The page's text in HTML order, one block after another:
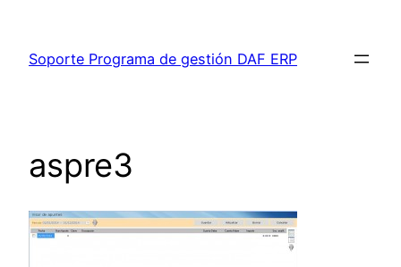
contenido
Soporte Programa de gestión DAF ERP
aspre3